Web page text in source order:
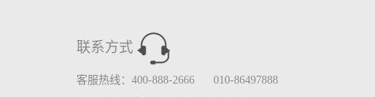
联系方式
客服热线：400-888-2666 010-86497888